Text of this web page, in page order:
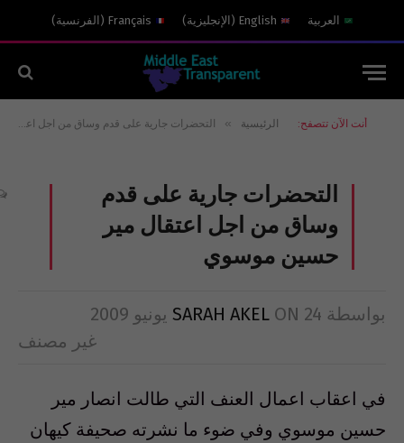
العربية English
( الإنجليزية)
Français
( الفرنسية)
أنت الآن تتصفح: الرئيسية » التحضرات جارية على قدم وساق من اجل اعتقال مير حسين موسوي
التحضرات جارية على قدم
وساق من اجل اعتقال مير
حسين موسوي
بواسطة SARAH AKEL ON 24 يونيو 2009
غير مصنف
في اعقاب اعمال العنف التي طالت انصار مير
حسين موسوي وفي ضوء ما نشرته صحيفة كيهان